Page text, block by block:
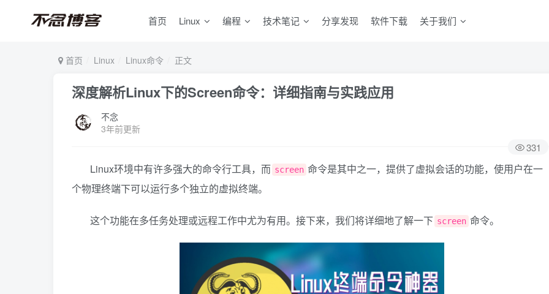
首页 Linux 编程 技术笔记 分享发现 软件下载 关于我们
首页 Linux Linux命令 正文
深度解析Linux下的Screen命令：详细指南与实践应用
不念
3年前更新
331
Linux环境中有许多强大的命令行工具，而 screen 命令是其中之一，提供了虚拟会话的功能，使用户在一
个物理终端下可以运行多个独立的虚拟终端。
这个功能在多任务处理或远程工作中尤为有用。接下来，我们将详细地了解一下 screen 命令。